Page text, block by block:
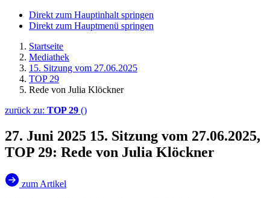
Direkt zum Hauptinhalt springen
Direkt zum Hauptmenü springen
Startseite
Mediathek
15. Sitzung vom 27.06.2025
TOP 29
Rede von Julia Klöckner
zurück zu: TOP 29 ()
27. Juni 2025 15. Sitzung vom 27.06.2025,
TOP 29: Rede von Julia Klöckner
zum Artikel